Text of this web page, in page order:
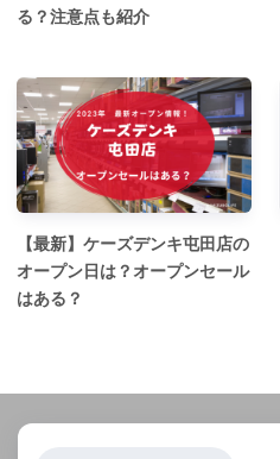
る？注意点も紹介
【最新】ケーズデンキ屯田店の
オープン日は？オープンセール
はある？